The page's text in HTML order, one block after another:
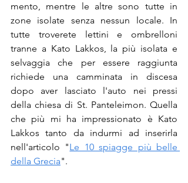
mento, mentre le altre sono tutte in
zone isolate senza nessun locale. In
tutte troverete lettini e ombrelloni
tranne a Kato Lakkos, la più isolata e
selvaggia che per essere raggiunta
richiede una camminata in discesa
dopo aver lasciato l'auto nei pressi
della chiesa di St. Panteleimon. Quella
che più mi ha impressionato è Kato
Lakkos tanto da indurmi ad inserirla
nell'articolo "Le 10 spiagge più belle
della Grecia".